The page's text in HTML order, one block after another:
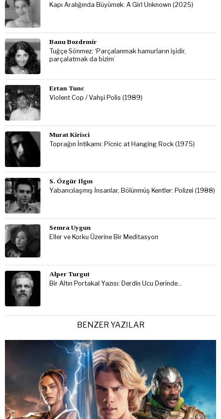
Kapı Aralığında Büyümek: A Girl Unknown (2025)
Banu Bozdemir
Tuğçe Sönmez: ‘Parçalanmak hamurların işidir,
parçalatmak da bizim’
Ertan Tunc
Violent Cop / Vahşi Polis (1989)
Murat Kirisci
Toprağın İntikamı: Picnic at Hanging Rock (1975)
S. Özgür Ilgın
Yabancılaşmış İnsanlar, Bölünmüş Kentler: Polizei (1988)
Semra Uygun
Eller ve Korku Üzerine Bir Meditasyon
Alper Turgut
Bir Altın Portakal Yazısı: Derdin Ucu Derinde…
BENZER YAZILAR